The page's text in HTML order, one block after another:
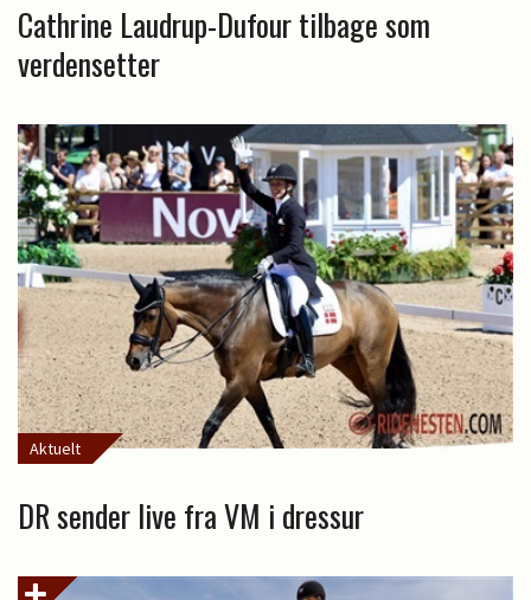
Cathrine Laudrup-Dufour tilbage som
verdensetter
Aktuelt
DR sender live fra VM i dressur